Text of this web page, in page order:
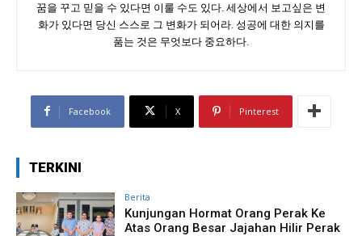
꿈을 꾸고 믿을 수 있다면 이룰 수도 있다. 세상에서 보고싶은 변
화가 있다면 당신 스스로 그 변화가 되어라. 성공에 대한 의지를
품는 것은 무엇보다 중요하다.
Facebook X Pinterest
TERKINI
Berita
Kunjungan Hormat Orang Perak Ke
Atas Orang Besar Jajahan Hilir Perak